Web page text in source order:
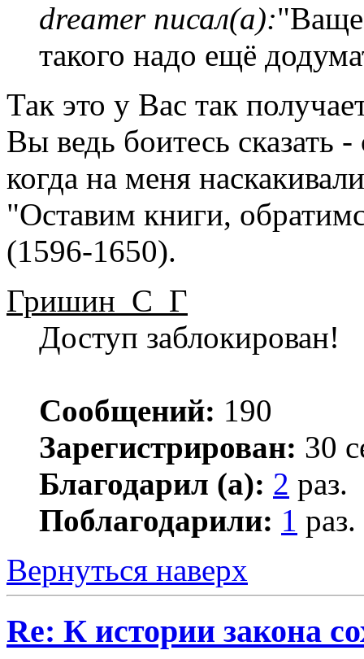
dreamer писал(а):
такого надо ещё
Так это у Вас так
Вы ведь боитесь сказать
когда на меня
"Оставим книги,
(1596-1650).
Гришин_С_Г
Доступ заблокирован!
Сообщений: 190
Зарегистрирован: 30
Благодарил (а): 2 раз.
Поблагодарили: 1 раз.
Вернуться наверх
Re: К истории закона